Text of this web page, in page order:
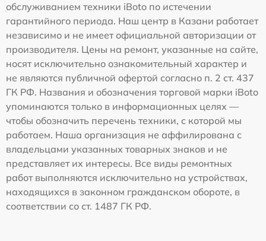
обслуживанием техники iBoto по истечении
гарантийного периода. Наш центр в Казани работает
независимо и не имеет официальной авторизации от
производителя. Цены на ремонт, указанные на сайте,
носят исключительно ознакомительный характер и
не являются публичной офертой согласно п. 2 ст. 437
ГК РФ. Названия и обозначения торговой марки iBoto
упоминаются только в информационных целях —
чтобы обозначить перечень техники, с которой мы
работаем. Наша организация не аффилирована с
владельцами указанных товарных знаков и не
представляет их интересы. Все виды ремонтных
работ выполняются исключительно на устройствах,
находящихся в законном гражданском обороте, в
соответствии со ст. 1487 ГК РФ.